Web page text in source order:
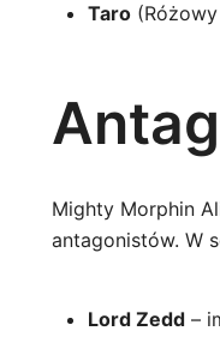
Taro
Mighty Morphin
antagonistów. W
Lord Zedd –